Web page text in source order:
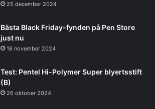
25 december 2024
Bästa Black Friday-fynden på Pen Store
just nu
18 november 2024
Test: Pentel Hi-Polymer Super blyertsstift
(B)
26 oktober 2024